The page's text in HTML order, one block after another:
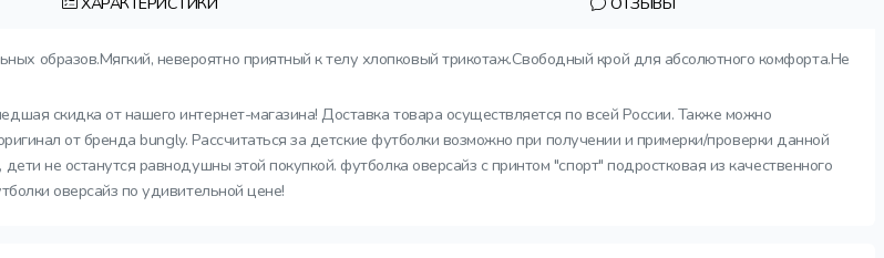
образов.Мягкий, невероятно приятный к телу хлопковый трикотаж.Свободный крой для абсолютного комфорта.Не
скидка от нашего интернет-магазина! Доставка товара осуществляется по всей России. Также можно
от бренда bungly. Рассчитаться за детские футболки возможно при получении и примерки/проверки данной
не останутся равнодушны этой покупкой. футболка оверсайз с принтом "спорт" подростковая из качественного
оверсайз по удивительной цене!